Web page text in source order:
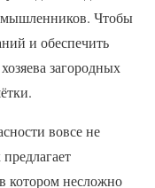
Чтобы
и обеспечить
загородных
вовсе не
котором несложно